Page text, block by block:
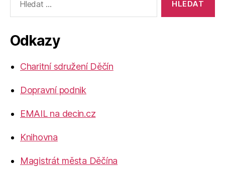
vyhledávání:
Odkazy
Charitní sdružení Děčín
Dopravní podnik
EMAIL na decin.cz
Knihovna
Magistrát města Děčína